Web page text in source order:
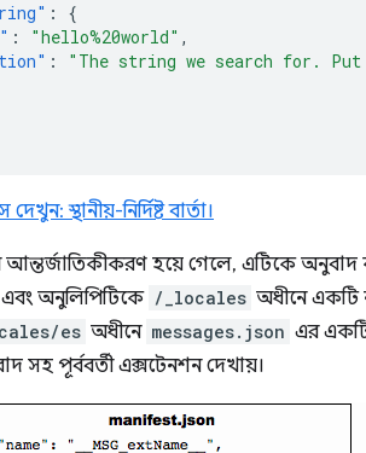
:
{
: "hello%20world" ,
:
"The string we search for. Put
দেখুন: স্থানীয়-নির্দিষ্ট বার্তা।
হয়ে গেলে, এটিকে
অনুলিপিটিকে /_locales অধীনে একটি
es অধীনে messages.json এর একটি
সহ পূর্ববর্তী এক্সটেনশন দেখায়।